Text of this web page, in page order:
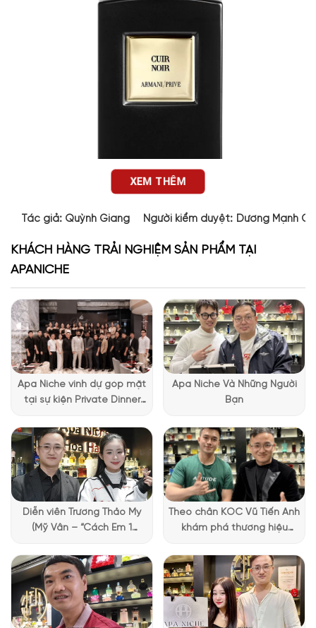
Thiết kế nước hoa Armani Prive Cuir Noir EDP
Chai nước hoa
phái và lịch lãm. Dòng chữ “Cuir Noir Intense” được in trên thân
chai bằng một tông màu vàng nổi bật, tạo điểm nhấn và thu
hút ánh nhìn. Sự kết hợp giữa màu đen và vàng không chỉ làm
nổi bật tên sản phẩm mà còn tạo ra một ấn tượng độc đáo
và sang trọng. Với thiết kế đặc biệt này,
Armani Prive Cuir Noir
đã làm nên biểu tượng của sự đẳng cấp và phong cách.
XEM THÊM
Tác giả: Quỳnh Giang Người kiểm duyệt: Dương Mạnh
KHÁCH HÀNG TRẢI NGHIỆM SẢN PHẨM TẠI
APANICHE
Apa Niche vinh dự góp mặt
tại sự kiện Private Dinner
Vietnam
Apa Niche Và Những Người
Bạn
Diễn viên Trương Thảo My
(Mỹ Vân – “Cách Em 1
chia sẻ trải nghiệm chọn
nước hoa đầy thú vị
Theo chân KOC Vũ Tiến Anh
khám phá thương hiệu